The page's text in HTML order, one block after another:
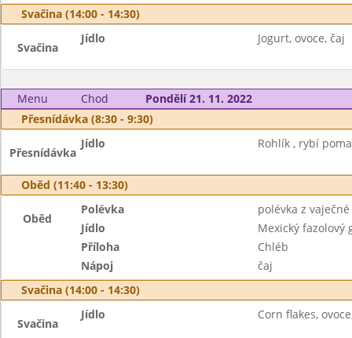
Svačina (14:00 - 14:30)
Svačina
Jídlo Jogurt, ovoce, čaj
Menu Chod
Pondělí 21. 11. 2022
Přesnídávka (8:30 - 9:30)
Přesnídávka
Jídlo Rohlík , rybí
Oběd (11:40 - 13:30)
Oběd
Polévka
polévka z
Jídlo
Mexický fazolový
Příloha
Chléb
Nápoj
čaj
Svačina (14:00 - 14:30)
Svačina
Jídlo Corn flakes,